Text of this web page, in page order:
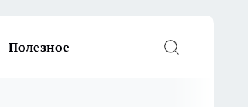
Полезное